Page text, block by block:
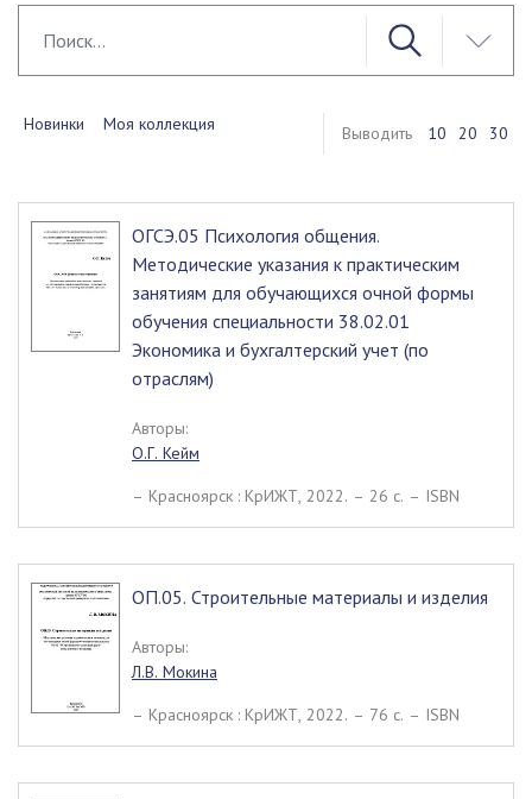
Новинки Моя коллекция Выводить 10 20 30
ОГСЭ.05 Психология общения.
Методические указания к практическим
занятиям для обучающихся очной формы
обучения специальности 38.02.01
Экономика и бухгалтерский учет (по
отраслям)
Авторы:
О.Г. Кейм
– Красноярск : КрИЖТ, 2022. – 26 c. – ISBN
ОП.05. Строительные материалы и изделия
Авторы:
Л.В. Мокина
– Красноярск : КрИЖТ, 2022. – 76 c. – ISBN